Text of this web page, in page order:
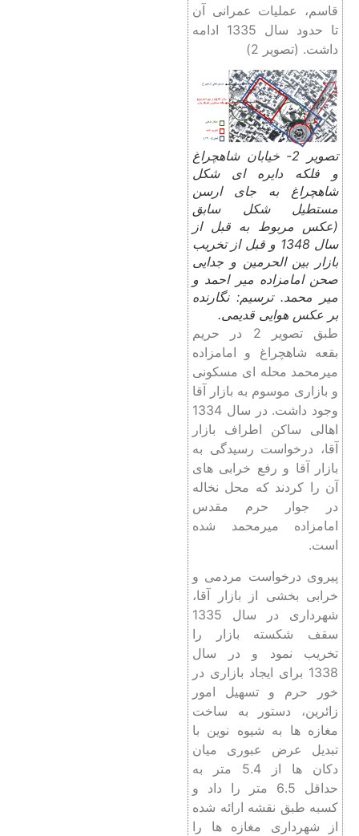
قاسم، عملیات عمرانی آن
تا حدود سال 1335 ادامه
داشت. (تصویر 2)
تصویر 2- خیابان شاهچراغ
و فلکه دایره ای شکل
شاهچراغ به جای ارسن
مستطیل شکل سابق
(عکس مربوط به قبل از
سال 1348 و قبل از تخریب
بازار بین الحرمین و جدایی
صحن امامزاده میر احمد و
میر محمد. ترسیم: نگارنده
بر عکس هوایی قدیمی.
طبق تصویر 2 در حریم
بقعه شاهچراغ و امامزاده
میرمحمد محله ای مسکونی
و بازاری موسوم به بازار آقا
وجود داشت. در سال 1334
اهالی ساکن اطراف بازار
آقا، درخواست رسیدگی به
بازار آقا و رفع خرابی های
آن را کردند که محل نخاله
در جوار حرم مقدس
امامزاده میرمحمد شده
است.
پیروی درخواست مردمی و
خرابی بخشی از بازار آقا،
شهرداری در سال 1335
سقف شکسته بازار را
تخریب نمود و در سال
1338 برای ایجاد بازاری در
خور حرم و تسهیل امور
زائرین، دستور به ساخت
مغازه ها به شیوه نوین با
تبدیل عرض عبوری میان
دکان ها از 5.4 متر به
حداقل 6.5 متر را داد و
کسبه طبق نقشه ارائه شده
از شهرداری مغازه ها را